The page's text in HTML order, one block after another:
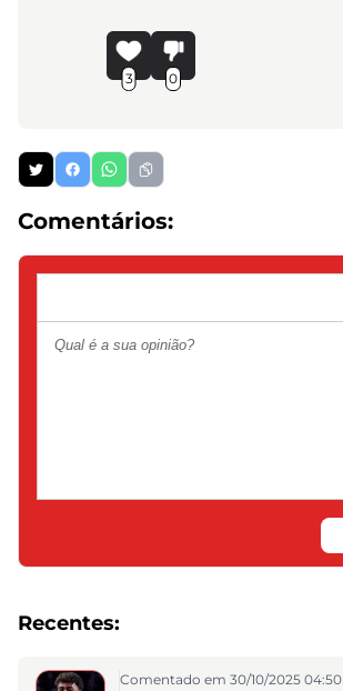
3 0
Comentários:
Recentes:
Comentado em 30/10/2025 04:50